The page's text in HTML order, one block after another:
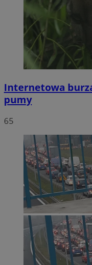
Internetowa
pumy
65